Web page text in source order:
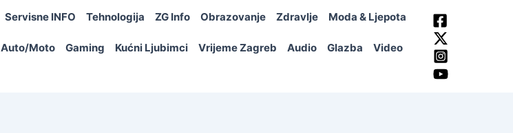
Servisne INFO Tehnologija ZG Info Obrazovanje Zdravlje Moda & Ljepota
Auto/Moto Gaming Kućni Ljubimci Vrijeme Zagreb Audio Glazba Video